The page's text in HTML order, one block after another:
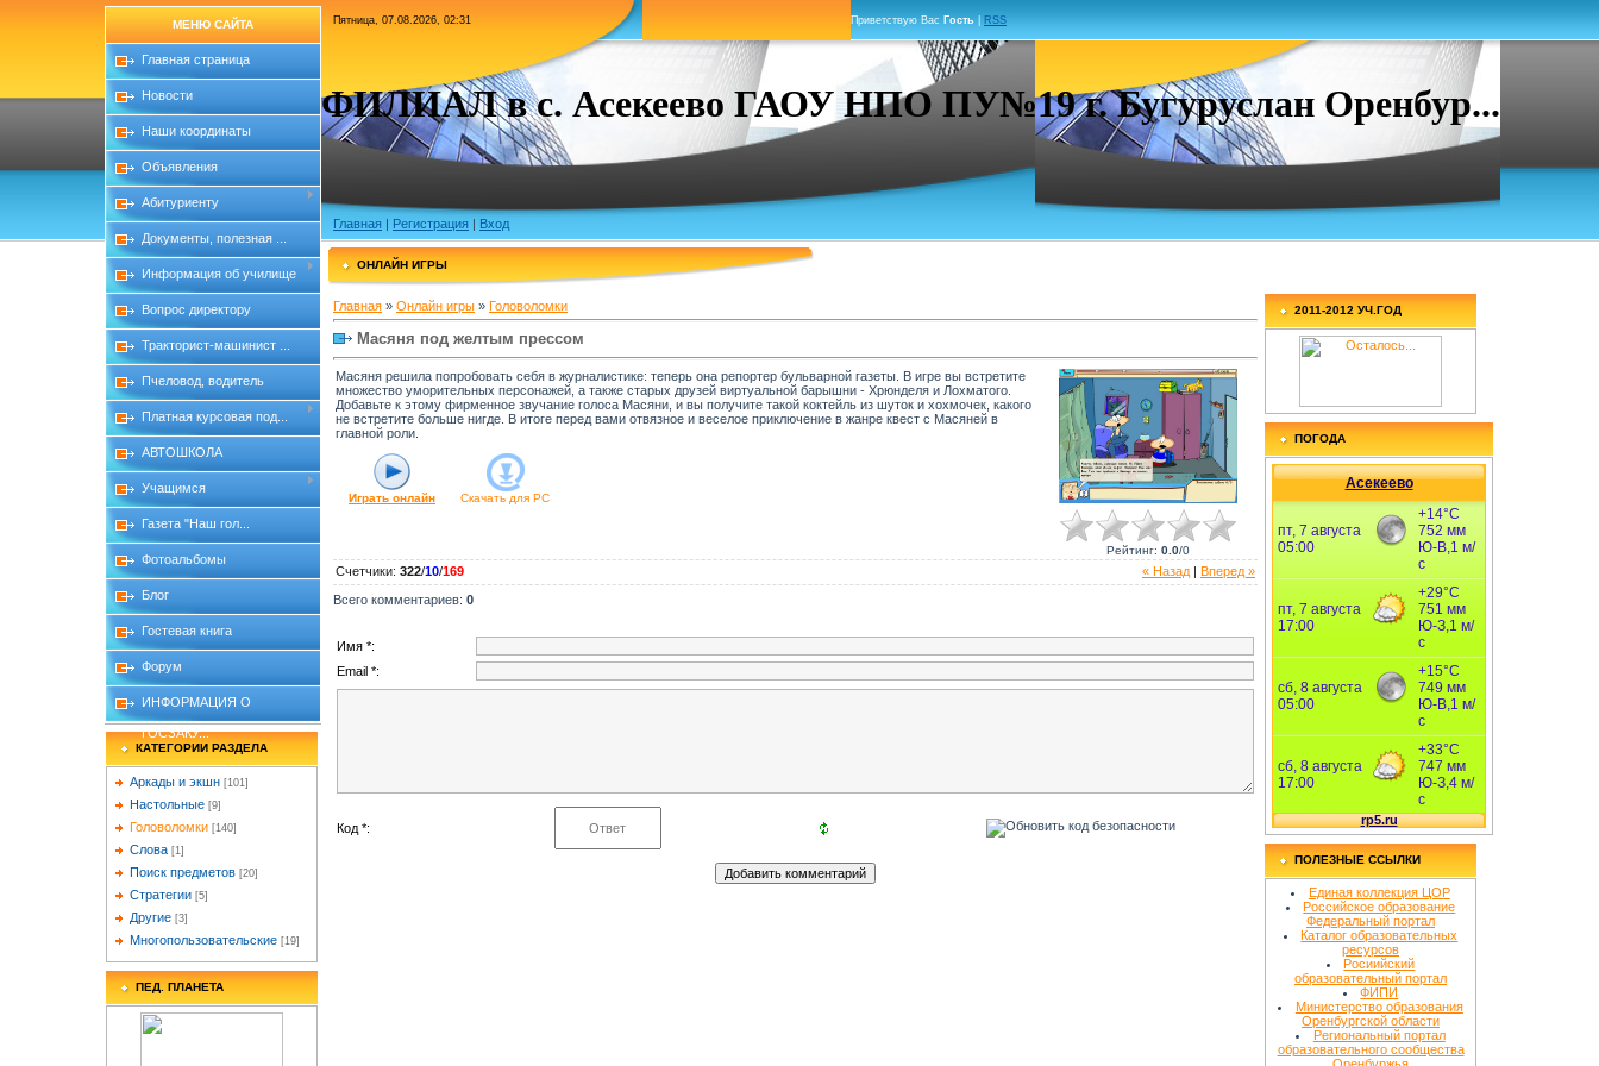
МЕНЮ САЙТА
Главная страница
Новости
Наши координаты
Объявления
Абитуриенту
Документы, полезная ...
Информация об училище
Вопрос директору
Тракторист-машинист ...
Пчеловод, водитель
Платная курсовая под...
АВТОШКОЛА
Учащимся
Газета "Наш гол...
Фотоальбомы
Блог
Гостевая книга
Форум
ИНФОРМАЦИЯ О
ГОСЗАКУ...
КАТЕГОРИИ РАЗДЕЛА
Аркады и экшн [101]
Настольные [9]
Головоломки [140]
Слова [1]
Поиск предметов [20]
Стратегии [5]
Другие [3]
Многопользовательские [19]
ПЕД. ПЛАНЕТА
Пятница, 07.08.2026, 02:31 Приветствую Вас Гость RSS
ФИЛИАЛ в с. Асекеево ГАОУ НПО ПУ№19 г. Бугуруслан Оренбур...
Главная | Регистрация | Вход
ОНЛАЙН ИГРЫ
Главная » Онлайн игры » Головоломки
Масяня под желтым прессом
Масяня решила попробовать себя в журналистике: теперь она репортер бульварной газеты. В игре вы встретите
множество уморительных персонажей, а также старых друзей виртуальной барышни - Хрюнделя и Лохматого.
Добавьте к этому фирменное звучание голоса Масяни, и вы получите такой коктейль из шуток и хохмочек, какого
не встретите больше нигде. В итоге перед вами отвязное и веселое приключение в жанре квест с Масяней в
главной роли.
Играть онлайн Скачать для PC
Рейтинг: 0.0/0
« Назад Вперед »
Счетчики: 322/10/169
Всего комментариев: 0
Имя *:
Email *:
Код *:
2011-2012 УЧ.ГОД
ПОГОДА
Асекеево
ПОЛЕЗНЫЕ ССЫЛКИ
Единая коллекция ЦОР
Российское образование
Федеральный портал
Каталог образовательных
ресурсов
Росиийский
образовательный портал
ФИПИ
Министерство образования
Оренбургской области
Региональный портал
образовательного сообщества